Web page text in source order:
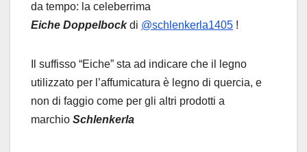
da tempo: la celeberrima
Eiche Doppelbockdi @schlenkerla1405 !
Il suffisso “Eiche” sta ad indicare che il legno
utilizzato per l’affumicatura è legno di quercia, e
non di faggio come per gli altri prodotti a
marchio Schlenkerla